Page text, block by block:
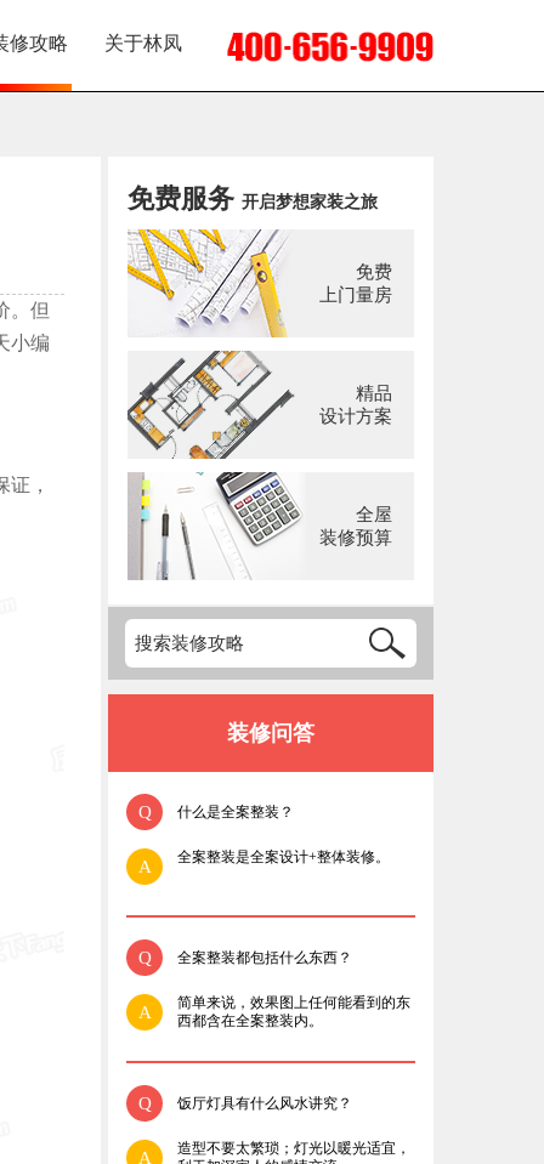
修攻略 关于林凤
。但
小编
，
免费服务 开启梦想家装之旅
免费
上门量房
精品
设计方案
全屋
装修预算
装修问答
Q 什么是全案整装？
A 全案整装是全案设计+整体装修。
Q 全案整装都包括什么东西？
A
简单来说，效果图上任何能看到的东
西都含在全案整装内。
Q 饭厅灯具有什么风水讲究？
A
造型不要太繁琐；灯光以暖光适宜，